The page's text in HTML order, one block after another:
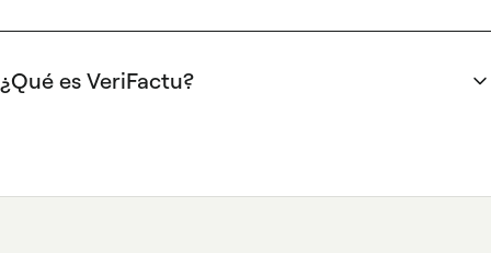
territorio común, desde el autónomo con 1 empleado hasta
exención por tamaño.
¿Qué es VeriFactu?
inalterable por cada factura emitida. Su objetivo es impedir